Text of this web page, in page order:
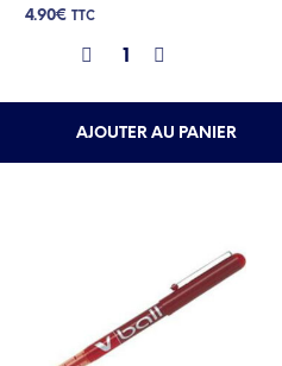
4.90€ TTC
AJOUTER AU PANIER